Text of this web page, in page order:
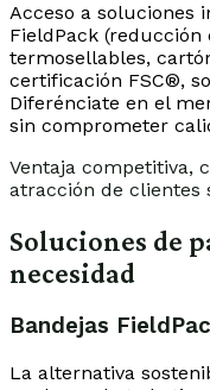
Acceso a soluciones
FieldPack
termosellables,
certificación FSC®,
Diferénciate en el
sin comprometer
Ventaja competitiva,
atracción de clientes
Soluciones de
necesidad
Bandejas
La alternativa